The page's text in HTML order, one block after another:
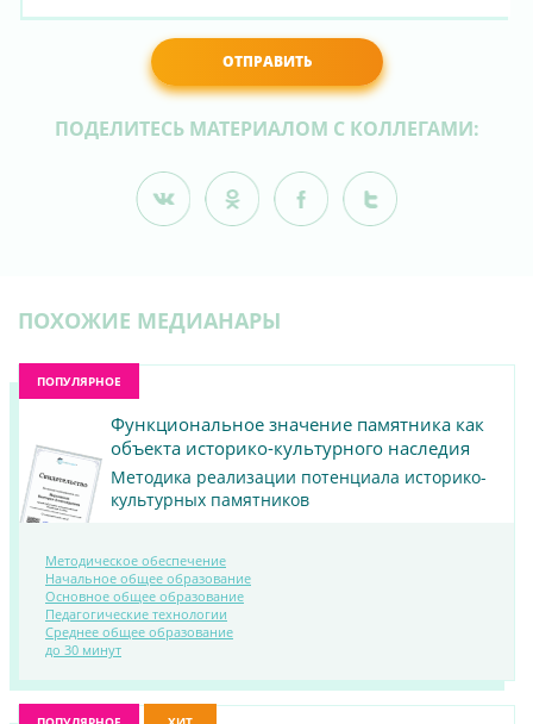
ОТПРАВИТЬ
ПОДЕЛИТЕСЬ МАТЕРИАЛОМ С КОЛЛЕГАМИ:
ПОХОЖИЕ МЕДИАНАРЫ
ПОПУЛЯРНОЕ
ПОСМОТРЕТЬ
Функциональное значение памятника как
объекта историко-культурного наследия
Методика реализации потенциала историко-
культурных памятников
Методическое обеспечение
Начальное общее образование
Основное общее образование
Педагогические технологии
Среднее общее образование
до 30 минут